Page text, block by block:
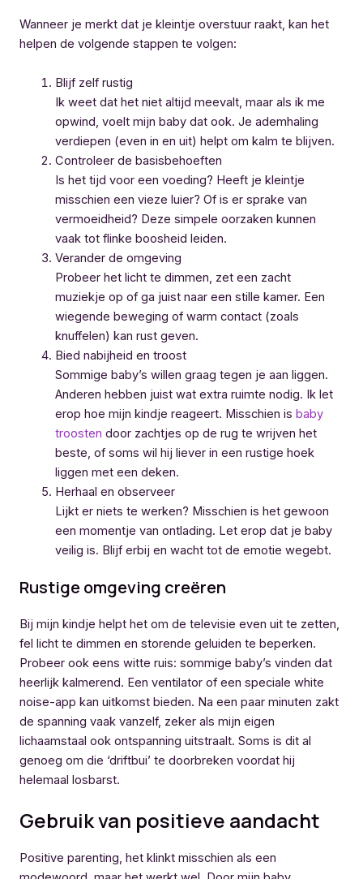
Wanneer je merkt dat je kleintje overstuur raakt, kan het
helpen de volgende stappen te volgen:
Blijf zelf rustig
Ik weet dat het niet altijd meevalt, maar als ik me
opwind, voelt mijn baby dat ook. Je ademhaling
verdiepen (even in en uit) helpt om kalm te blijven.
Controleer de basisbehoeften
Is het tijd voor een voeding? Heeft je kleintje
misschien een vieze luier? Of is er sprake van
vermoeidheid? Deze simpele oorzaken kunnen
vaak tot flinke boosheid leiden.
Verander de omgeving
Probeer het licht te dimmen, zet een zacht
muziekje op of ga juist naar een stille kamer. Een
wiegende beweging of warm contact (zoals
knuffelen) kan rust geven.
Bied nabijheid en troost
Sommige baby’s willen graag tegen je aan liggen.
Anderen hebben juist wat extra ruimte nodig. Ik let
erop hoe mijn kindje reageert. Misschien is baby
troosten door zachtjes op de rug te wrijven het
beste, of soms wil hij liever in een rustige hoek
liggen met een deken.
Herhaal en observeer
Lijkt er niets te werken? Misschien is het gewoon
een momentje van ontlading. Let erop dat je baby
veilig is. Blijf erbij en wacht tot de emotie wegebt.
Rustige omgeving creëren
Bij mijn kindje helpt het om de televisie even uit te zetten,
fel licht te dimmen en storende geluiden te beperken.
Probeer ook eens witte ruis: sommige baby’s vinden dat
heerlijk kalmerend. Een ventilator of een speciale white
noise-app kan uitkomst bieden. Na een paar minuten zakt
de spanning vaak vanzelf, zeker als mijn eigen
lichaamstaal ook ontspanning uitstraalt. Soms is dit al
genoeg om die ‘driftbui’ te doorbreken voordat hij
helemaal losbarst.
Gebruik van positieve aandacht
Positive parenting, het klinkt misschien als een